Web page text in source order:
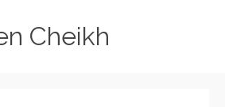
Cheikh